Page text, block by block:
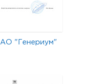
АО "Генериум"